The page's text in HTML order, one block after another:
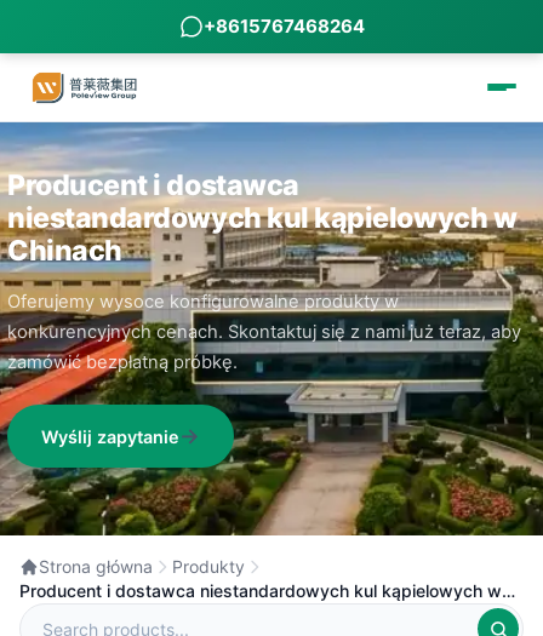
+8615767468264
Producent i dostawca
niestandardowych kul kąpielowych w
Chinach
Oferujemy wysoce konfigurowalne produkty w
konkurencyjnych cenach. Skontaktuj się z nami już teraz, aby
zamówić bezpłatną próbkę.
Wyślij zapytanie
Strona główna
Produkty
Producent i dostawca niestandardowych kul kąpielowych w
Chinach